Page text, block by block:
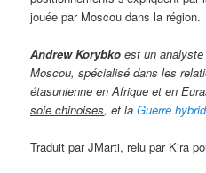
jouée par Moscou dans la région.
Andrew Korybko est un
Moscou, spécialisé dans les
étasunienne en Afrique et en
soie chinoises, et laGuerre
Traduit par JMarti, relu par Kira